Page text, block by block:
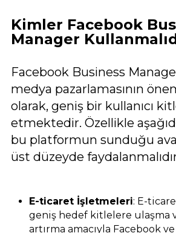
Kimler Facebook
Manager
Facebook Business
medya pazarlamasının
olarak, geniş bir kullanıcı
etmektedir. Özellikle
bu platformun sunduğu
üst düzeyde
E-ticaret İşletmeleri: E-
geniş hedef kitlelere ulaşma
artırma amacıyla Facebook